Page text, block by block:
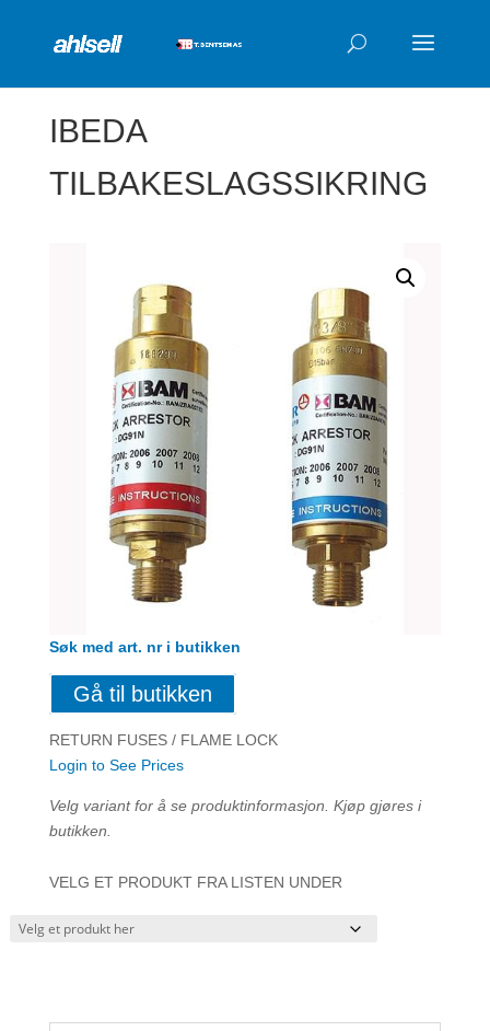
IBEDA
TILBAKESLAGSSIKRING
Søk med art. nr i butikken
Gå til butikken
RETURN FUSES / FLAME LOCK
Login to See Prices
Velg variant for å se produktinformasjon. Kjøp gjøres i
butikken.
VELG ET PRODUKT FRA LISTEN UNDER